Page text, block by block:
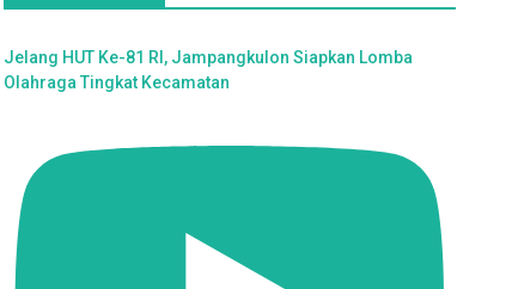
Jelang HUT Ke-81 RI, Jampangkulon Siapkan Lomba
Olahraga Tingkat Kecamatan